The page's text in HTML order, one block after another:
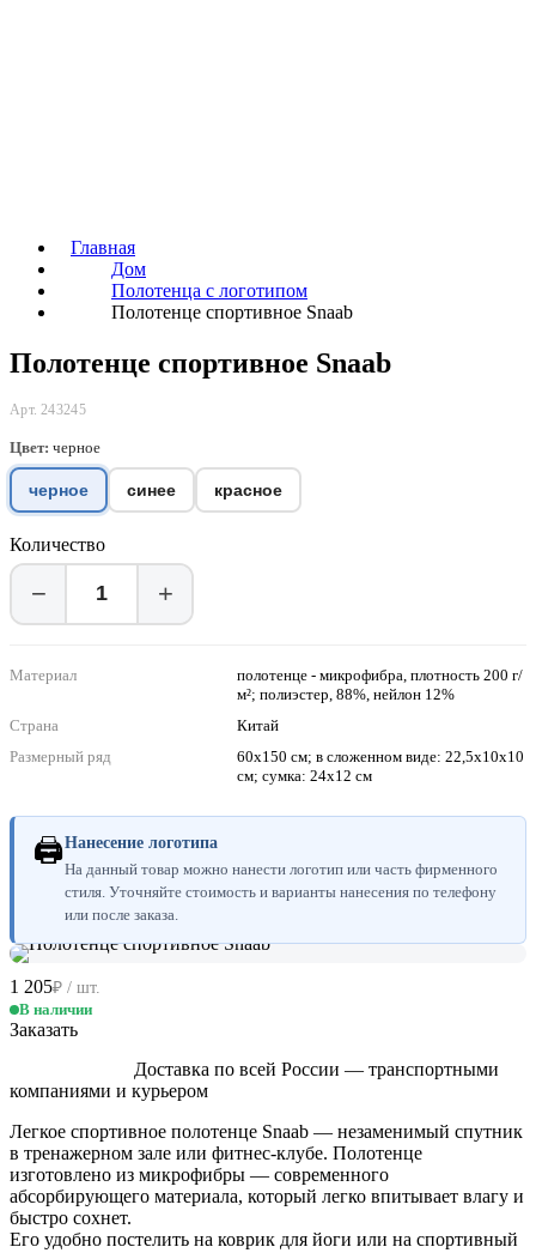
Главная
Дом
Полотенца с логотипом
Полотенце спортивное Snaab
Полотенце спортивное Snaab
Арт. 243245
Цвет: черное
черное синее красное
Количество
− +
Материал
полотенце - микрофибра, плотность 200 г/
м²; полиэстер, 88%, нейлон 12%
Страна
Китай
Размерный ряд
60х150 см; в сложенном виде: 22,5х10х10
см; сумка: 24х12 см
🖨Нанесение логотипа
На данный товар можно нанести логотип или часть фирменного
стиля. Уточняйте стоимость и варианты нанесения по телефону
или после заказа.
1 205₽ / шт.
В наличии
Заказать
Доставка по всей России — транспортными
компаниями и курьером
Легкое спортивное полотенце Snaab — незаменимый спутник
в тренажерном зале или фитнес-клубе. Полотенце
изготовлено из микрофибры — современного
абсорбирующего материала, который легко впитывает влагу и
быстро сохнет.
Его удобно постелить на коврик для йоги или на спортивный